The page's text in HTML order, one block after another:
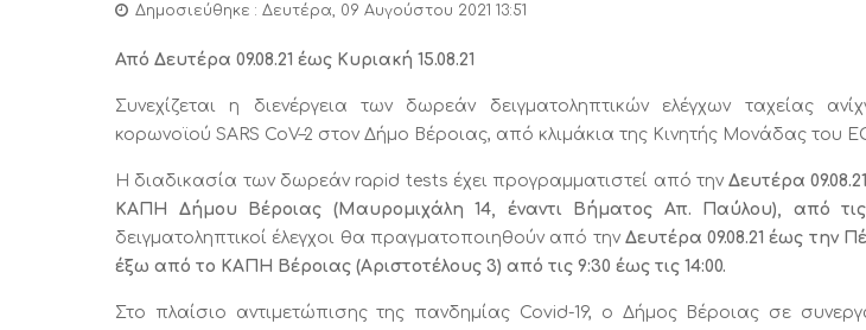
Δημοσιεύθηκε : Δευτέρα, 09 Αυγούστου 2021 13:51
Από Δευτέρα 09.08.21 έως Κυριακή 15.08.21
Συνεχίζεται η διενέργεια των δωρεάν δειγματοληπτικών ελέγχων ταχείας
κορωνοϊού SARS CoV–2 στον Δήμο Βέροιας, από κλιμάκια της Κινητής Μονάδας του
Η διαδικασία των δωρεάν rapid tests έχει προγραμματιστεί από τηνΔευτέρα
ΚΑΠΗ Δήμου Βέροιας (Μαυρομιχάλη 14, έναντι Βήματος Απ. Παύλου), από τις
δειγματοληπτικοί έλεγχοι θα πραγματοποιηθούν από τηνΔευτέρα 09.08.21 έως την
έξω από το ΚΑΠΗ Βέροιας (Αριστοτέλους 3) από τις 9:30 έως τις 14:00.
Στο πλαίσιο αντιμετώπισης της πανδημίας Covid-19, ο Δήμος Βέροιας σε